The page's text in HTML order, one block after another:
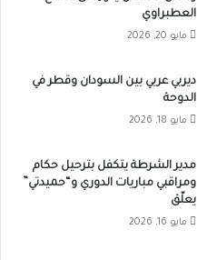
العطبراوي
مايو 20, 2026
ديربي عربي بين السودان وقطر في
الدوحة
مايو 18, 2026
مدير الشرطة يتكفل بترحيل حكام
ومراقبي مباريات الدوري و“حميدتي”
يعلّق
مايو 16, 2026